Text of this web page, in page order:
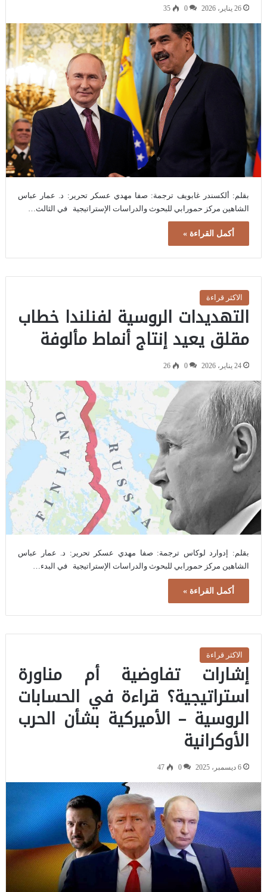
26 يناير، 2026 0
35
بقلم: ألكسندر غابويف ترجمة: صفا مهدي عسكر تحرير: د. عمار عباس
الشاهين مركز حمورابي للبحوث والدراسات الإستراتيجية في الثالث…
أكمل القراءة »
الاكثر قراءة
التهديدات الروسية لفنلندا خطاب
مقلق يعيد إنتاج أنماط مألوفة
24 يناير، 2026 0
26
بقلم: إدوارد لوكاس ترجمة: صفا مهدي عسكر تحرير: د. عمار عباس
الشاهين مركز حمورابي للبحوث والدراسات الإستراتيجية في البدء…
أكمل القراءة »
الاكثر قراءة
إشارات تفاوضية أم مناورة
استراتيجية؟ قراءة في الحسابات
الروسية – الأميركية بشأن الحرب
الأوكرانية
6 ديسمبر، 2025 0
47